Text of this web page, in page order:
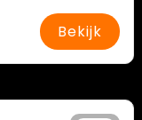
Bekijk